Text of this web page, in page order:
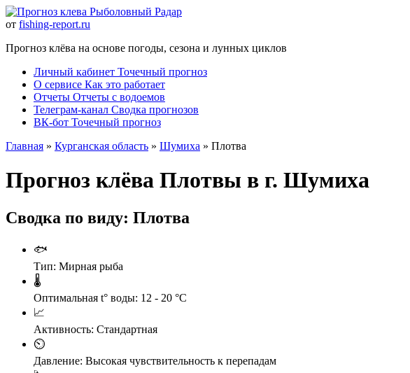
Рыболовный Радар
от fishing-report.ru
Прогноз клёва на основе погоды, сезона и лунных циклов
Личный кабинет Точечный прогноз
О сервисе Как это работает
Отчеты Отчеты с водоемов
Телеграм-канал Сводка прогнозов
ВК-бот Точечный прогноз
Главная » Курганская область » Шумиха » Плотва
Прогноз клёва Плотвы в г. Шумиха
Сводка по виду: Плотва
🐟
Тип: Мирная рыба
🌡️
Оптимальная t° воды: 12 - 20 °C
📈
Активность: Стандартная
⏲️
Давление: Высокая чувствительность к перепадам